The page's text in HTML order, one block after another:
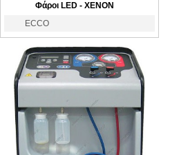
Φάροι LED - XENON
ECCO